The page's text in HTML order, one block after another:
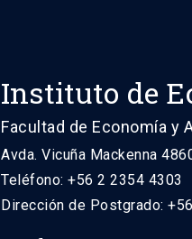
Instituto de
Facultad de Economía y
Avda. Vicuña Mackenna
Teléfono: +56 2 2354 4303
Dirección de Postgrado: